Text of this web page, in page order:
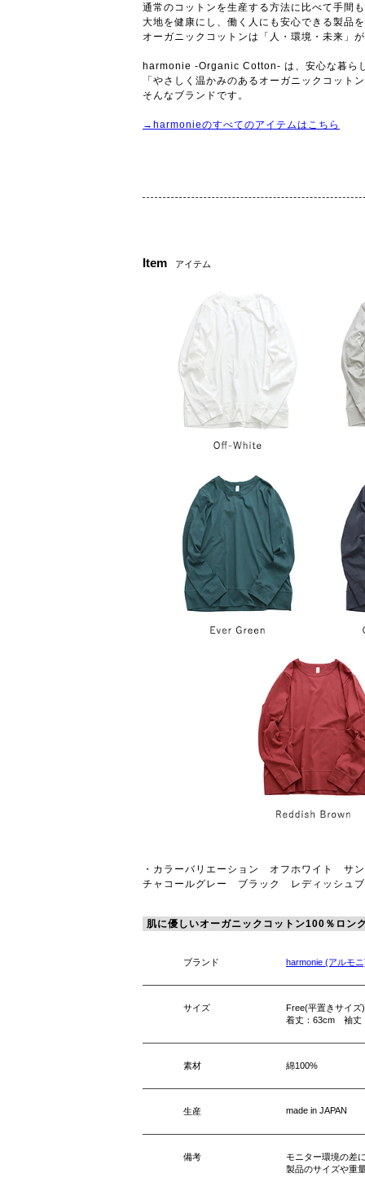
通常のコットンを生産する方法に比べて手間
大地を健康にし、働く人にも安心できる製品
オーガニックコットンは「人・環境・未来」
harmonie -Organic Cotton- は、安心な暮ら
「やさしく温かみのあるオーガニックコット
そんなブランドです。
→harmonieのすべてのアイテムはこちら
Item アイテム
・カラーバリエーション オフホワイト
チャコールグレー ブラック レディッシュ
肌に優しいオーガニックコットン100％ロン
ブランド harmonie (アルモ
サイズ
Free(平置きサイズ)
着丈：63cm 袖丈
素材 綿100%
生産 made in JAPAN
備考
モニター環境の差
製品のサイズや重